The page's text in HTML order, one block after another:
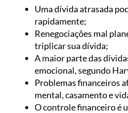
Uma dívida atrasada
rapidamente;
Renegociações mal
triplicar sua dívida;
A maior parte das
emocional, segundo
Problemas financeiros
mental, casamento e
O controle financeiro é